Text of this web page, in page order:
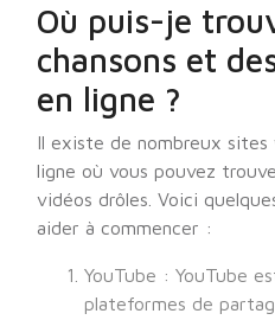
Où puis-je
chansons et
en ligne ?
Il existe de nombreux
ligne où vous pouvez
vidéos drôles. Voici
aider à commencer :
YouTube : YouTube
plateformes de